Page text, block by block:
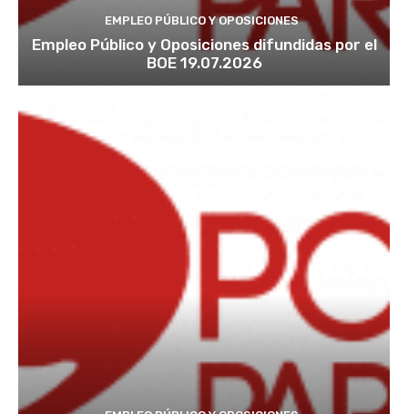
EMPLEO PÚBLICO Y OPOSICIONES
Empleo Público y Oposiciones difundidas por el
BOE 19.07.2026